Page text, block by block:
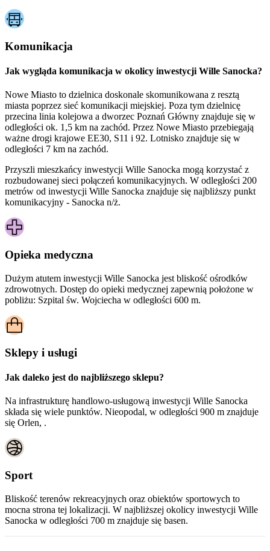
Komunikacja
Jak wygląda komunikacja w okolicy inwestycji Wille Sanocka?
Nowe Miasto to dzielnica doskonale skomunikowana z resztą
miasta poprzez sieć komunikacji miejskiej. Poza tym dzielnicę
przecina linia kolejowa a dworzec Poznań Główny znajduje się w
odległości ok. 1,5 km na zachód. Przez Nowe Miasto przebiegają
ważne drogi krajowe EE30, S11 i 92. Lotnisko znajduje się w
odległości 7 km na zachód.
Przyszli mieszkańcy inwestycji Wille Sanocka mogą korzystać z
rozbudowanej sieci połączeń komunikacyjnych. W odległości 200
metrów od inwestycji Wille Sanocka znajduje się najbliższy punkt
komunikacyjny - Sanocka n/ż.
Opieka medyczna
Dużym atutem inwestycji Wille Sanocka jest bliskość ośrodków
zdrowotnych. Dostęp do opieki medycznej zapewnią położone w
pobliżu: Szpital św. Wojciecha w odległości 600 m.
Sklepy i usługi
Jak daleko jest do najbliższego sklepu?
Na infrastrukturę handlowo-usługową inwestycji Wille Sanocka
składa się wiele punktów. Nieopodal, w odległości 900 m znajduje
się Orlen, .
Sport
Bliskość terenów rekreacyjnych oraz obiektów sportowych to
mocna strona tej lokalizacji. W najbliższej okolicy inwestycji Wille
Sanocka w odległości 700 m znajduje się basen.